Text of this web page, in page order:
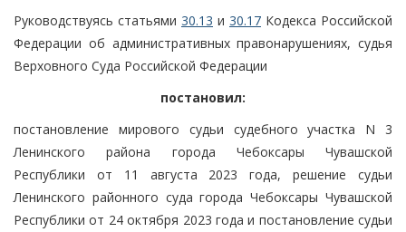
Руководствуясь статьями 30.13 и 30.17 Кодекса Российской
Федерации об административных правонарушениях, судья
Верховного Суда Российской Федерации
постановил:
постановление мирового судьи судебного участка N 3
Ленинского района города Чебоксары Чувашской
Республики от 11 августа 2023 года, решение судьи
Ленинского районного суда города Чебоксары Чувашской
Республики от 24 октября 2023 года и постановление судьи